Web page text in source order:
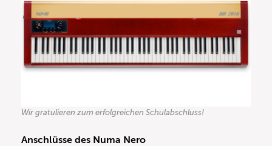
Wir gratulieren zum erfolgreichen Schulabschluss!
Anschlüsse des Numa Nero